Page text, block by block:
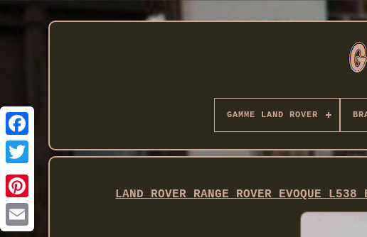
Twitter
GAMME LAND ROVER
LAND ROVER RANGE ROVER